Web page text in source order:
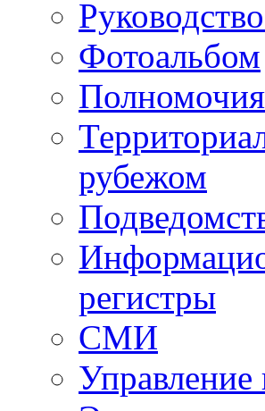
Фотоальбом
рубежом
регистры
СМИ
Управление